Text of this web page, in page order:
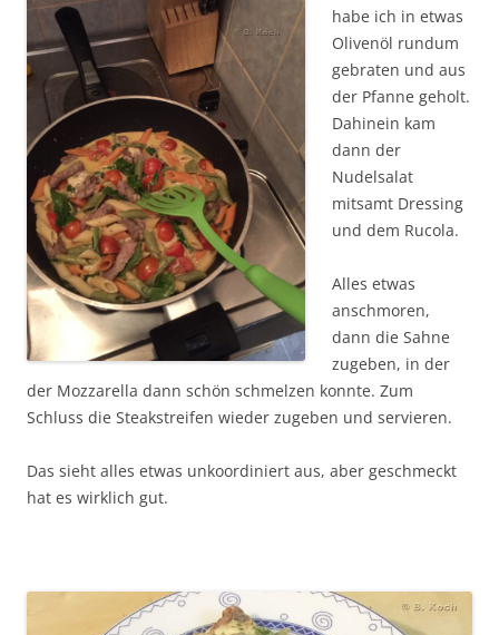
habe ich in etwas
Olivenöl rundum
gebraten und aus
der Pfanne geholt.
Dahinein kam
dann der
Nudelsalat
mitsamt Dressing
und dem Rucola.
Alles etwas
anschmoren,
dann die Sahne
zugeben, in der
der Mozzarella dann schön schmelzen konnte. Zum
Schluss die Steakstreifen wieder zugeben und servieren.
Das sieht alles etwas unkoordiniert aus, aber geschmeckt
hat es wirklich gut.